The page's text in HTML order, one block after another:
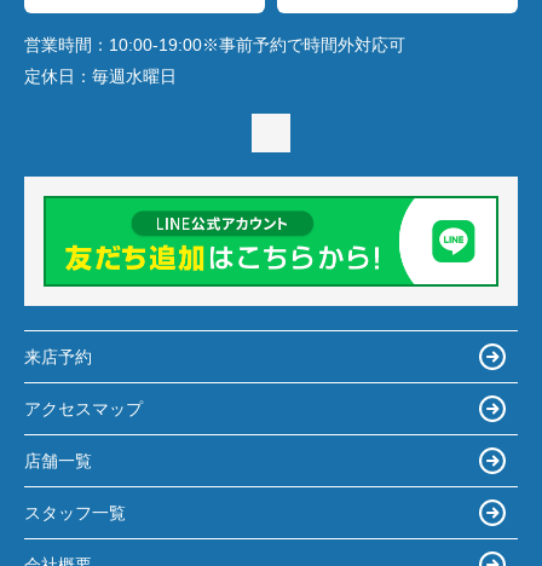
営業時間： 10:00-19:00※事前予約で時間外対応可
定休日： 毎週水曜日
来店予約
アクセスマップ
店舗一覧
スタッフ一覧